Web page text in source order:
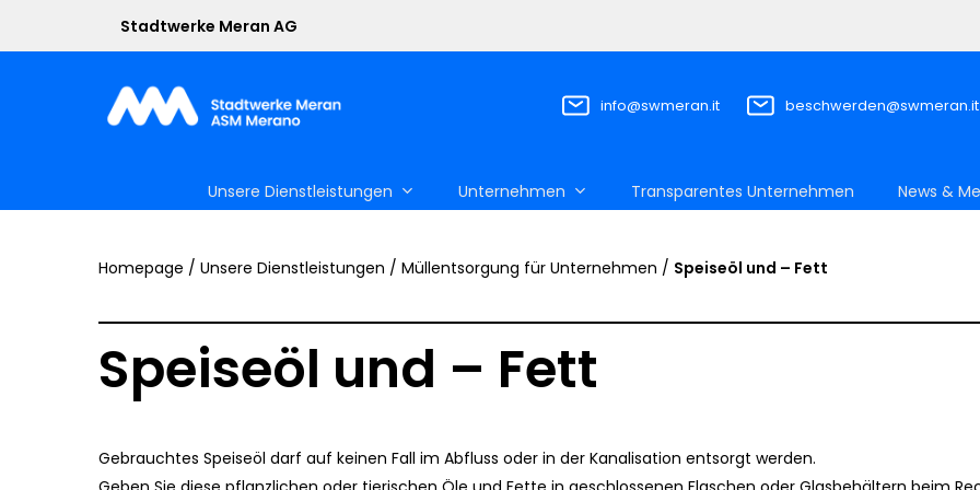
Stadtwerke Meran AG
Drücken Sie Enter, um zu suchen, oder ESC, um zu schließen
info@swmeran.it beschwerden@swmeran.it
Unsere Dienstleistungen Unternehmen Transparentes Unternehmen News &
Homepage / Unsere Dienstleistungen / Müllentsorgung für Unternehmen / Speiseöl und – Fett
Speiseöl und – Fett
Gebrauchtes Speiseöl darf auf keinen Fall im Abfluss oder in der Kanalisation entsorgt werden.